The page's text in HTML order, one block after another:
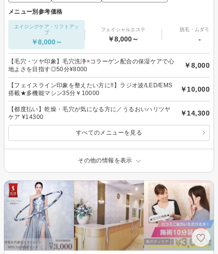
メニュー別参考価格
エイジングケア・リフトアッ
プ
￥8,000～
フェイシャルエステ
￥8,000～
脱毛・ムダ毛処
-
【毛穴・ツヤ印象】毛穴洗浄×コラーゲン配合の保湿ケアで心
地よさを目指す◎50分¥8000
￥8,000
【フェイスライン印象を整えたい方に!!】ラジオ波/LED/EMS
搭載★多機能マシン35分￥10000
￥10,000
【都度払い】乾燥・毛穴が気になる方に／うるおいハリツヤ
ケア ¥14300
￥14,300
すべてのメニューを見る
その他の情報を表示